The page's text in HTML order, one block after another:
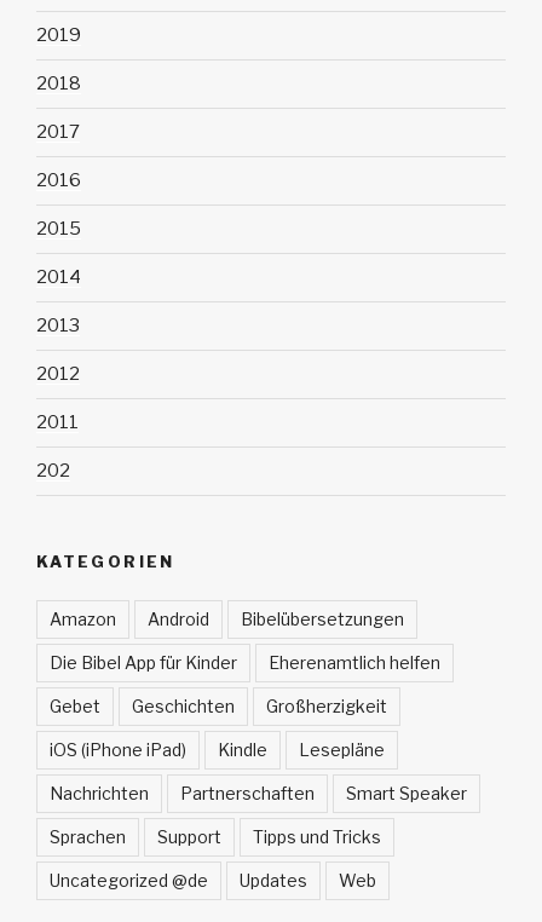
2019
2018
2017
2016
2015
2014
2013
2012
2011
202
KATEGORIEN
Amazon Android Bibelübersetzungen
Die Bibel App für Kinder Eherenamtlich helfen
Gebet Geschichten Großherzigkeit
iOS (iPhone iPad) Kindle Lesepläne
Nachrichten Partnerschaften Smart Speaker
Sprachen Support Tipps und Tricks
Uncategorized @de Updates Web